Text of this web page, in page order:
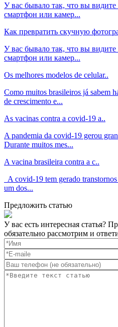
У вас бывало так, что вы видите
смартфон или камер...
Как превратить скучную
У вас бывало так, что вы видите
смартфон или камер...
Os melhores modelos de celular..
Como muitos brasileiros já sabem
de crescimento e...
As vacinas contra a covid-19 a..
A pandemia da covid-19 gerou
Durante muitos mes...
A vacina brasileira contra a c..
A covid-19 tem gerado
um dos...
Предложить статью
У вас есть интересная статья?
обязательно рассмотрим и